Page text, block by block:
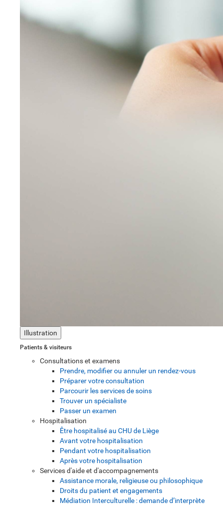
Illustration
Patients & visiteurs
Consultations et examens
Prendre, modifier ou annuler un rendez-vous
Préparer votre consultation
Parcourir les services de soins
Trouver un spécialiste
Passer un examen
Hospitalisation
Être hospitalisé au CHU de Liège
Avant votre hospitalisation
Pendant votre hospitalisation
Après votre hospitalisation
Services d'aide et d'accompagnements
Assistance morale, religieuse ou philosophique
Droits du patient et engagements
Médiation Interculturelle : demande d’interprète